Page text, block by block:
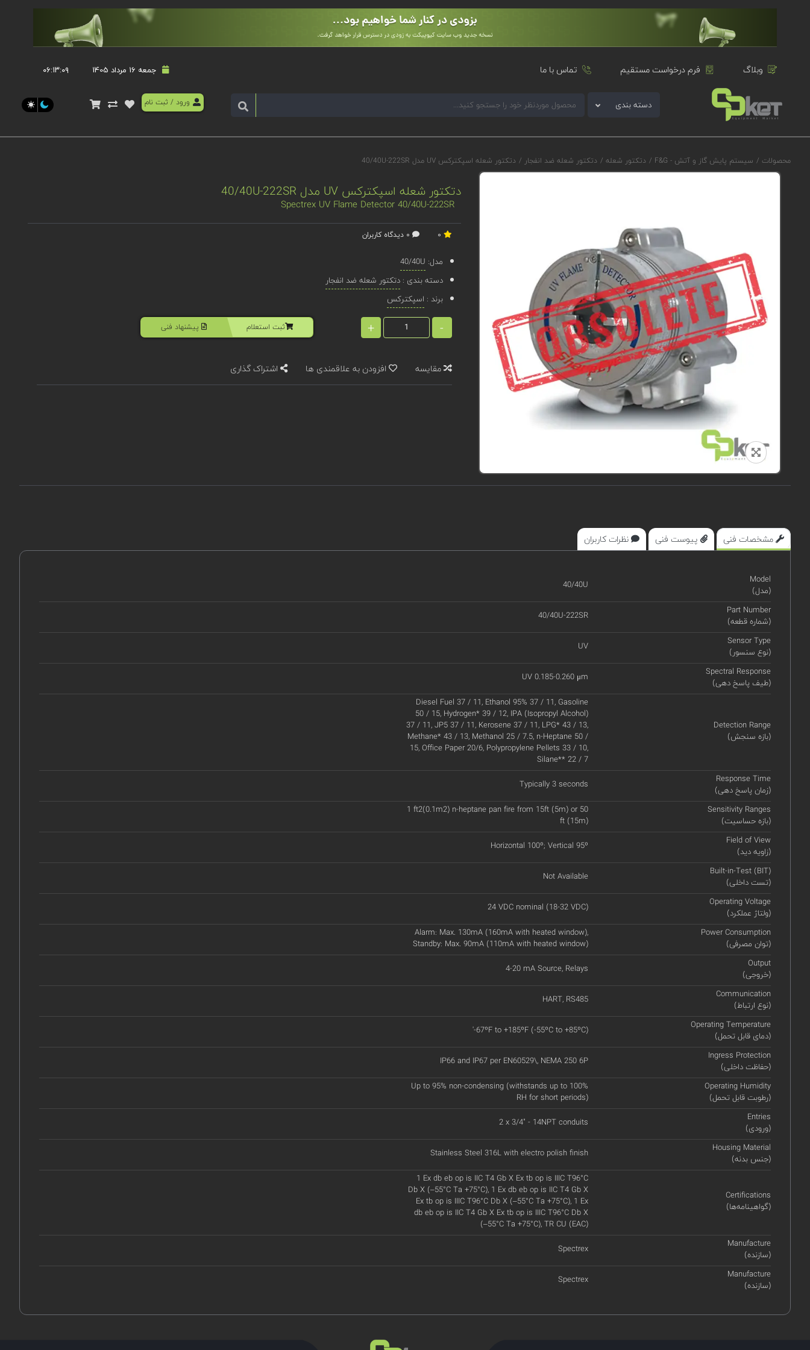
وبلاگ فرم درخواست مستقیم تماس با ما جمعه 16 مرداد 1405 ۰۶:۱۳:۰۹
دسته بندی ورود / ثبت نام
محصولات / سیستم پایش گاز و آتش - F&G / دتکتور شعله / دتکتور شعله ضد انفجار / دتکتور شعله اسپکترکس UV مدل 40/40U-222SR
دتکتور شعله اسپکترکس UV مدل 40/40U-222SR
Spectrex UV Flame Detector 40/40U-222SR
مدل: 40/40U
دسته بندی :دتکتور شعله ضد انفجار
برند : اسپکترکس
-
+ ثبت استعلام پیشنهاد فنی
مقایسه افزودن به علاقمندی ها اشتراک گذاری
مشخصات فنی پیوست فنی نظرات کاربران
Model
(مدل)
40/40U
Part Number
(شماره قطعه)
40/40U-222SR
Sensor Type
(نوع سنسور)
UV
Spectral Response
(طیف پاسخ دهی)
UV 0.185-0.260 μm
Detection Range
(بازه سنجش)
Diesel Fuel 37 / 11, Ethanol 95% 37 / 11, Gasoline
50 / 15, Hydrogen* 39 / 12, IPA (Isopropyl Alcohol)
37 / 11, JP5 37 / 11, Kerosene 37 / 11, LPG* 43 / 13,
Methane* 43 / 13, Methanol 25 / 7.5, n-Heptane 50 /
15, Office Paper 20/6, Polypropylene Pellets 33 / 10,
Silane** 22 / 7
Response Time
(زمان پاسخ دهی)
Typically 3 seconds
Sensitivity Ranges
(بازه حساسیت)
1 ft2(0.1m2) n-heptane pan fire from 15ft (5m) or 50
ft (15m)
Field of View
(زاویه دید)
Horizontal 100º; Vertical 95º
Built-in-Test (BIT)
(تست داخلی)
Not Available
Operating Voltage
(ولتاژ عملکرد)
24 VDC nominal (18-32 VDC)
Power Consumption
(توان مصرفی)
Alarm: Max. 130mA (160mA with heated window),
Standby: Max. 90mA (110mA with heated window)
Output
(خروجی)
4-20 mA Source, Relays
Communication
(نوع ارتباط)
HART, RS485
Operating Temperature
(دمای قابل تحمل)
'-67ºF to +185ºF (-55ºC to +85ºC)
Ingress Protection
(حفاظت داخلی)
IP66 and IP67 per EN60529\, NEMA 250 6P
Operating Humidity
(رطوبت قابل تحمل)
Up to 95% non-condensing (withstands up to 100%
RH for short periods)
Entries
(ورودی)
2 x 3/4" - 14NPT conduits
Housing Material
(جنس بدنه)
Stainless Steel 316L with electro polish finish
Certifications
(گواهینامه‌ها)
1 Ex db eb op is IIC T4 Gb X Ex tb op is IIIC T96°C
Db X (–55°C Ta +75°C), 1 Ex db eb op is IIC T4 Gb X
Ex tb op is IIIC T96°C Db X (–55°C Ta +75°C), 1 Ex
db eb op is IIC T4 Gb X Ex tb op is IIIC T96°C Db X
(–55°C Ta +75°C), TR CU (EAC)
Manufacture
(سازنده)
Spectrex
Manufacture
(سازنده)
Spectrex